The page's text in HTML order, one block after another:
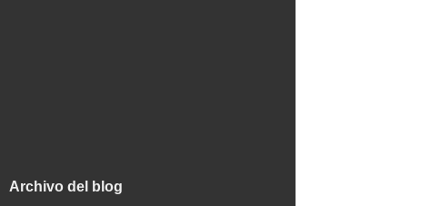
Archivo del blog